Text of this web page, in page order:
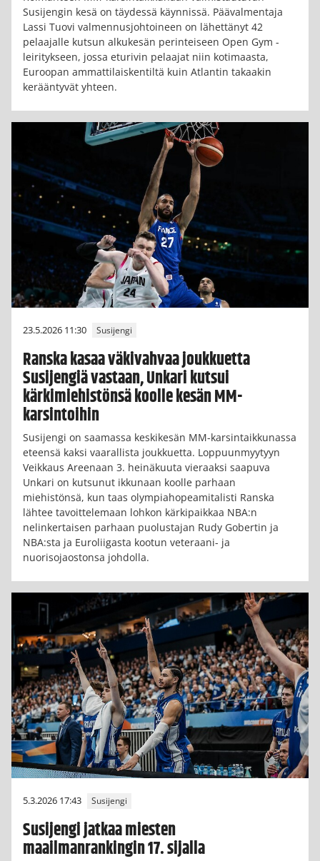
Susijengin kesä on täydessä käynnissä. Päävalmentaja
Lassi Tuovi valmennusjohtoineen on lähettänyt 42
pelaajalle kutsun alkukesän perinteiseen Open Gym -
leiritykseen, jossa eturivin pelaajat niin kotimaasta,
Euroopan ammattilaiskentiltä kuin Atlantin takaakin
kerääntyvät yhteen.
23.5.2026 11:30 Susijengi
Ranska kasaa väkivahvaa joukkuetta
Susijengiä vastaan, Unkari kutsui
kärkimiehistönsä koolle kesän MM-
karsintoihin
Susijengi on saamassa keskikesän MM-karsintaikkunassa
eteensä kaksi vaarallista joukkuetta. Loppuunmyytyyn
Veikkaus Areenaan 3. heinäkuuta vieraaksi saapuva
Unkari on kutsunut ikkunaan koolle parhaan
miehistönsä, kun taas olympiahopeamitalisti Ranska
lähtee tavoittelemaan lohkon kärkipaikkaa NBA:n
nelinkertaisen parhaan puolustajan Rudy Gobertin ja
NBA:sta ja Euroliigasta kootun veteraani- ja
nuorisojaostonsa johdolla.
5.3.2026 17:43 Susijengi
Susijengi jatkaa miesten
maailmanrankingin 17. sijalla